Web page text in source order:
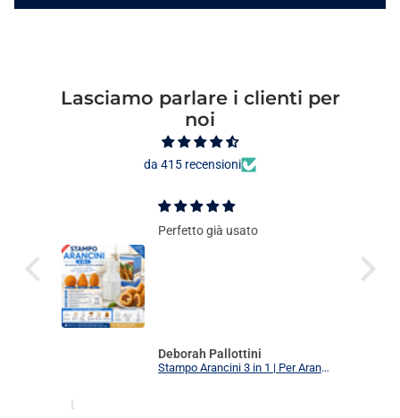
Lasciamo parlare i clienti per
noi
da 415 recensioni
Perfetto già usato
Deborah Pallottini
Stampo Arancini 3 in 1 | Per Arancini, Supplì e Polpette Uniformi | 3 Forme Intercambiabili Food Grade + Ricettario